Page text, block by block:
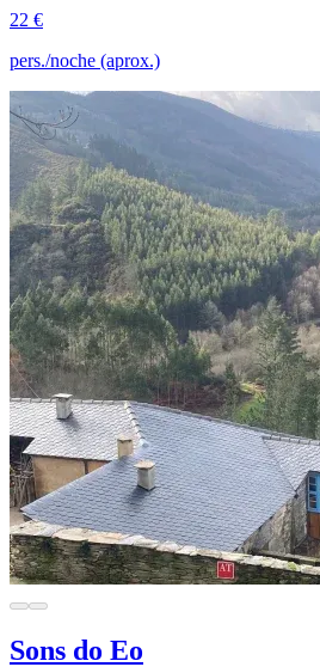
22 €
pers./noche (aprox.)
Sons do Eo